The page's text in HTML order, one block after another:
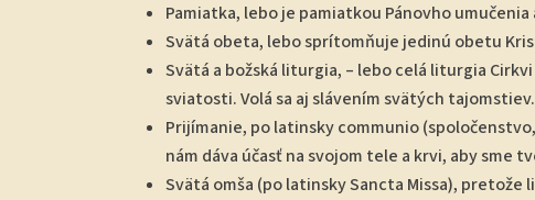
Pamiatka, lebo je pamiatkou Pánovho
Svätá obeta, lebo sprítomňuje jedinú obetu
Svätá a božská liturgia, – lebo celá liturgia
sviatosti. Volá sa aj slávením svätých tajomstiev.
Prijímanie, po latinsky communio
nám dáva účasť na svojom tele a krvi, aby sme
Svätá omša (po latinsky Sancta Missa),